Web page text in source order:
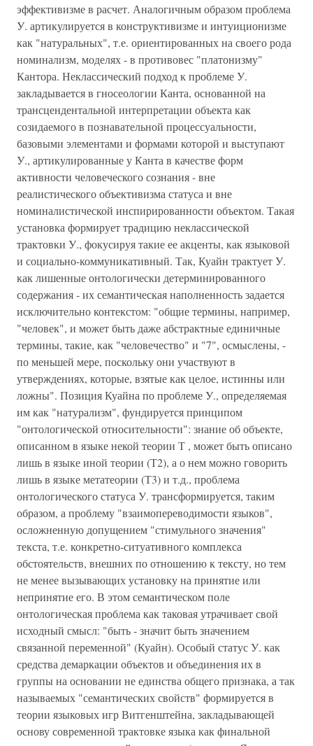
эффективизме в расчет. Аналогичным образом проблема
У. артикулируется в конструктивизме и интуиционизме
как "натуральных", т.е. ориентированных на своего рода
номинализм, моделях - в противовес "платонизму"
Кантора. Неклассический подход к проблеме У.
закладывается в гносеологии Канта, основанной на
трансцендентальной интерпретации объекта как
созидаемого в познавательной процессуальности,
базовыми элементами и формами которой и выступают
У., артикулированные у Канта в качестве форм
активности человеческого сознания - вне
реалистического объективизма статуса и вне
номиналистической инспирированности объектом. Такая
установка формирует традицию неклассической
трактовки У., фокусируя такие ее акценты, как языковой
и социально-коммуникативный. Так, Куайн трактует У.
как лишенные онтологически детерминированного
содержания - их семантическая наполненность задается
исключительно контекстом: "общие термины, например,
"человек", и может быть даже абстрактные единичные
термины, такие, как "человечество" и "7", осмыслены, -
по меньшей мере, поскольку они участвуют в
утверждениях, которые, взятые как целое, истинны или
ложны". Позиция Куайна по проблеме У., определяемая
им как "натурализм", фундируется принципом
"онтологической относительности": знание об объекте,
описанном в языке некой теории Т , может быть описано
лишь в языке иной теории (Т2), а о нем можно говорить
лишь в языке метатеории (Т3) и т.д., проблема
онтологического статуса У. трансформируется, таким
образом, а проблему "взаимопереводимости языков",
осложненную допущением "стимульного значения"
текста, т.е. конкретно-ситуативного комплекса
обстоятельств, внешних по отношению к тексту, но тем
не менее вызывающих установку на принятие или
непринятие его. В этом семантическом поле
онтологическая проблема как таковая утрачивает свой
исходный смысл: "быть - значит быть значением
связанной переменной" (Куайн). Особый статус У. как
средства демаркации объектов и объединения их в
группы на основании не единства общего признака, а так
называемых "семантических свойств" формируется в
теории языковых игр Витгенштейна, закладывающей
основу современной трактовке языка как финальной